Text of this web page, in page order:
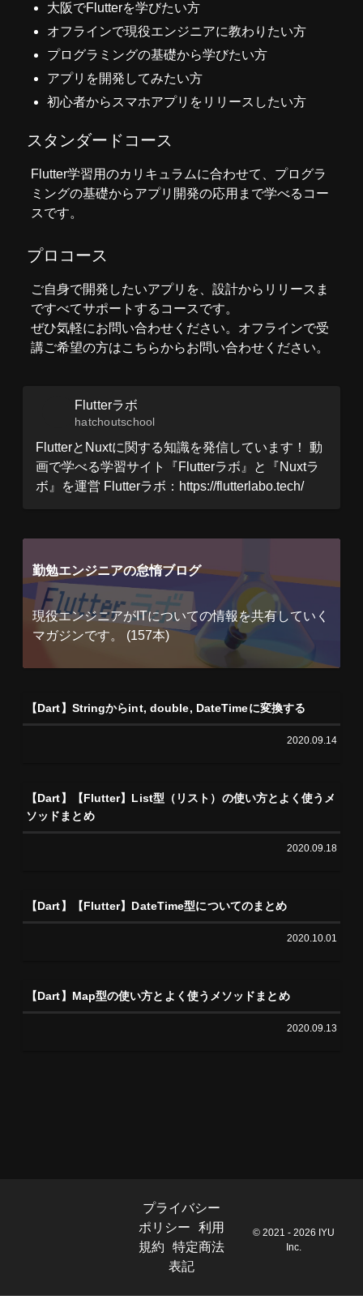
大阪でFlutterを学びたい方
オフラインで現役エンジニアに教わりたい方
プログラミングの基礎から学びたい方
アプリを開発してみたい方
初心者からスマホアプリをリリースしたい方
スタンダードコース
Flutter学習用のカリキュラムに合わせて、プログラ
ミングの基礎からアプリ開発の応用まで学べるコー
スです。
プロコース
ご自身で開発したいアプリを、設計からリリースま
ですべてサポートするコースです。
ぜひ気軽にお問い合わせ ください。オフラインで受
講ご希望の方はこちらからお問い合わせください。
Flutterラボ
hatchoutschool
FlutterとNuxtに関する知識を発信しています！ 動
画で学べる学習サイト『Flutterラボ』と『Nuxtラ
ボ』を運営 Flutterラボ：https://flutterlabo.tech/
勤勉エンジニアの怠惰ブログ
現役エンジニアがITについての情報を共有していく
マガジンです。 (157本)
【Dart】Stringからint, double, DateTimeに変換する
2020.09.14
【Dart】【Flutter】List型（リスト）の使い方とよく使うメ
ソッドまとめ
2020.09.18
【Dart】【Flutter】DateTime型についてのまとめ
2020.10.01
【Dart】Map型の使い方とよく使うメソッドまとめ
2020.09.13
プライバシー
ポリシー
利用
規約
特定商法
表記
© 2021 - 2026 IYU
Inc.